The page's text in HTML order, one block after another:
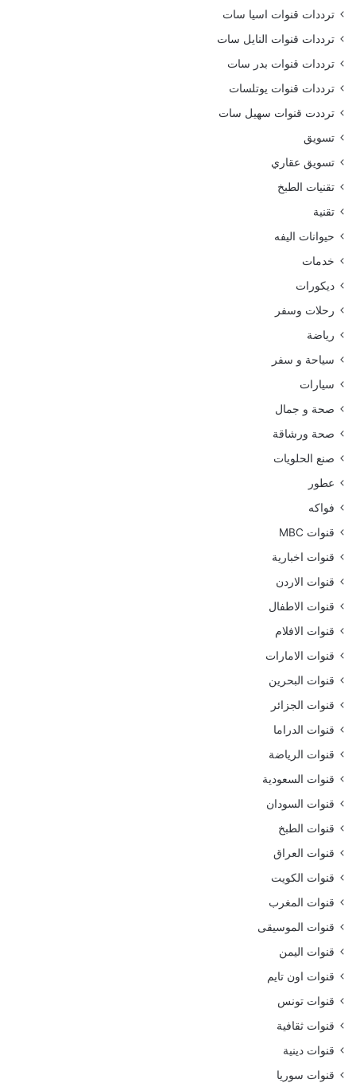
ترددات قنوات اسيا سات
ترددات قنوات النايل سات
ترددات قنوات بدر سات
ترددات قنوات يوتلسات
ترددت قنوات سهيل سات
تسويق
تسويق عقاري
تقنيات الطبخ
تقنية
حيوانات اليفه
خدمات
ديكورات
رحلات وسفر
رياضة
سياحة و سفر
سيارات
صحة و جمال
صحة ورشاقة
صنع الحلويات
عطور
فواكه
قنوات MBC
قنوات اخبارية
قنوات الاردن
قنوات الاطفال
قنوات الافلام
قنوات الامارات
قنوات البحرين
قنوات الجزائر
قنوات الدراما
قنوات الرياضة
قنوات السعودية
قنوات السودان
قنوات الطبخ
قنوات العراق
قنوات الكويت
قنوات المغرب
قنوات الموسيقى
قنوات اليمن
قنوات اون تايم
قنوات تونس
قنوات ثقافية
قنوات دينية
قنوات سوريا